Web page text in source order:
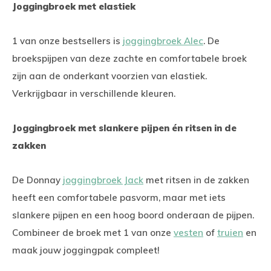
Joggingbroek met elastiek
1 van onze bestsellers is joggingbroek Alec. De
broekspijpen van deze zachte en comfortabele broek
zijn aan de onderkant voorzien van elastiek.
Verkrijgbaar in verschillende kleuren.
Joggingbroek met slankere pijpen én ritsen in de
zakken
De Donnay joggingbroek Jack met ritsen in de zakken
heeft een comfortabele pasvorm, maar met iets
slankere pijpen en een hoog boord onderaan de pijpen.
Combineer de broek met 1 van onze vesten of truien en
maak jouw joggingpak compleet!